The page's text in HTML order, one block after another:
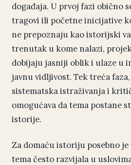
događaja. U prvoj fazi obično
tragovi ili početne inicijative
ne prepoznaju kao istorijski
trenutak u kome nalazi,
dobijaju jasniji oblik i ulaze u
javnu vidljivost. Tek treća
sistematska istraživanja i
omogućava da tema postane
istorije.
Za domaću istoriju posebno je
tema često razvijala u